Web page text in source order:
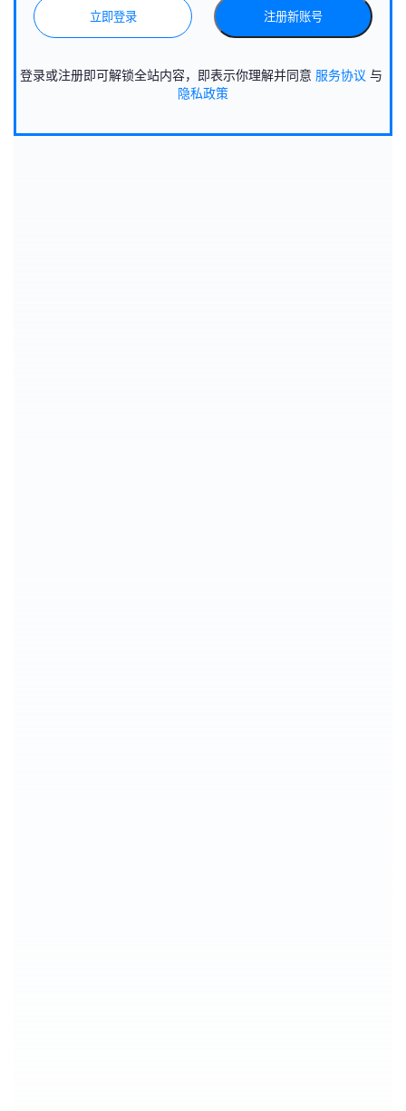
立即登录 注册新账号
登录或注册即可解锁全站内容，即表示你理解并同意 服务协议 与
隐私政策